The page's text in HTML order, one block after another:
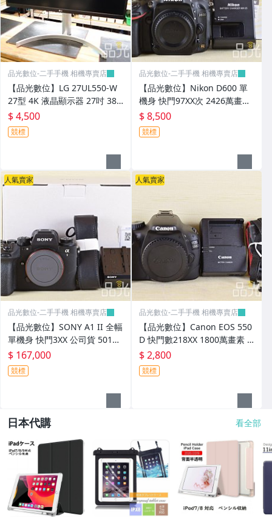
品光數位-二手手機 相機專賣店
【品光數位】LG 27UL550-W
27型 4K 液晶顯示器 27吋 384
0x2160 輸入訊號DP*1 HDMI
*1 #141279
$ 4,500
競標
品光數位-二手手機 相機專賣店
【品光數位】Nikon D600 單
機身 快門97XX次 2426萬畫素
公司貨 #141864T
$ 8,500
競標
人氣賣家
品光數位-二手手機 相機專賣店
【品光數位】SONY A1 II 全幅
單機身 快門3XX 公司貨 5010
萬畫素 #141510T
$ 167,000
競標
人氣賣家
品光數位-二手手機 相機專賣店
【品光數位】Canon EOS 550
D 快門數218XX 1800萬畫素 #
141787T
$ 2,800
競標
日本代購 看全部